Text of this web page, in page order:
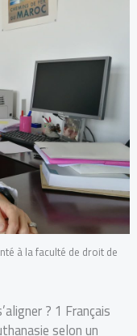
à la faculté de droit de
? 1 Français
selon un